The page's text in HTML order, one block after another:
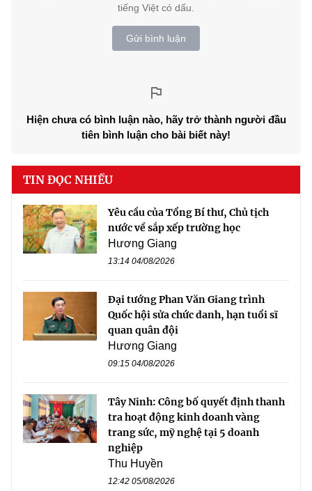
tiếng Việt có dấu.
Gửi bình luận
Hiện chưa có bình luận nào, hãy trở thành người đầu
tiên bình luận cho bài biết này!
TIN ĐỌC NHIỀU
Yêu cầu của Tổng Bí thư, Chủ tịch
nước về sắp xếp trường học
Hương Giang
13:14 04/08/2026
Đại tướng Phan Văn Giang trình
Quốc hội sửa chức danh, hạn tuổi sĩ
quan quân đội
Hương Giang
09:15 04/08/2026
Tây Ninh: Công bố quyết định thanh
tra hoạt động kinh doanh vàng
trang sức, mỹ nghệ tại 5 doanh
nghiệp
Thu Huyền
12:42 05/08/2026